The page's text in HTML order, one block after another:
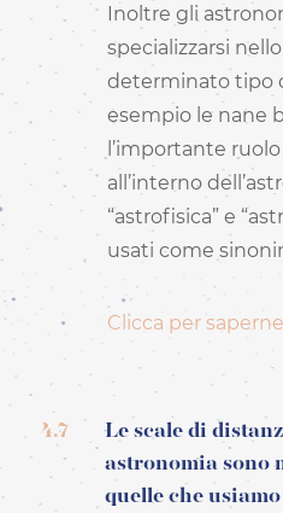
Inoltre gli
specializzarsi
determinato tipo
esempio le nane
l’importante
all’interno
“astrofisica” e
usati come
Clicca per
4.7
Le scale di
astronomia sono
quelle che